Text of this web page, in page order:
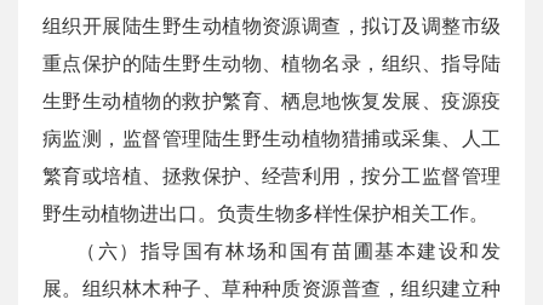
组织开展陆生野生动植物资源调查，拟订及调整市级
重点保护的陆生野生动物、植物名录，组织、指导陆
生野生动植物的救护繁育、栖息地恢复发展、疫源疫
病监测，监督管理陆生野生动植物猎捕或采集、人工
繁育或培植、拯救保护、经营利用，按分工监督管理
野生动植物进出口。负责生物多样性保护相关工作。
（六）指导国有林场和国有苗圃基本建设和发
展。组织林木种子、草种种质资源普查，组织建立种